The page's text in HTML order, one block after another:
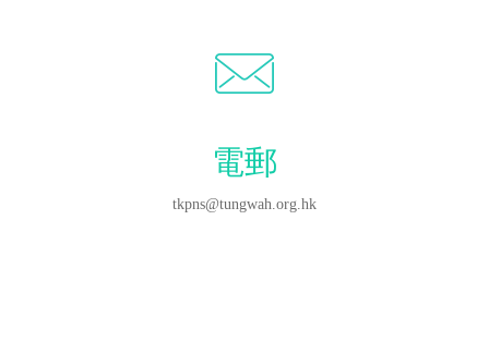
電郵
tkpns@tungwah.org.hk